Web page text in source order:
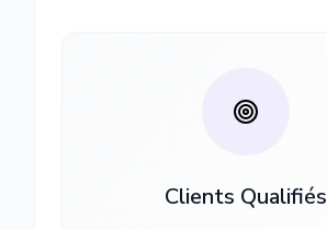
Clients Qualifiés